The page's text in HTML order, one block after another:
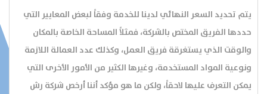
يتم تحديد السعر النهائي لدينا للخدمة وفقاً لبعض المعايير التي
حددها الفريق المختص بالشركة، فمثلاً المساحة الخاصة بالمكان
والوقت الذي يستغرقة فريق العمل، وكذلك عدد العمالة اللازمة
ونوعية المواد المستخدمة، وغيرها الكثير من الأمور الأخرى التي
يمكن التعرف عليها لاحقاً، ولكن ما هو مؤكد أننا أرخص شركة رش